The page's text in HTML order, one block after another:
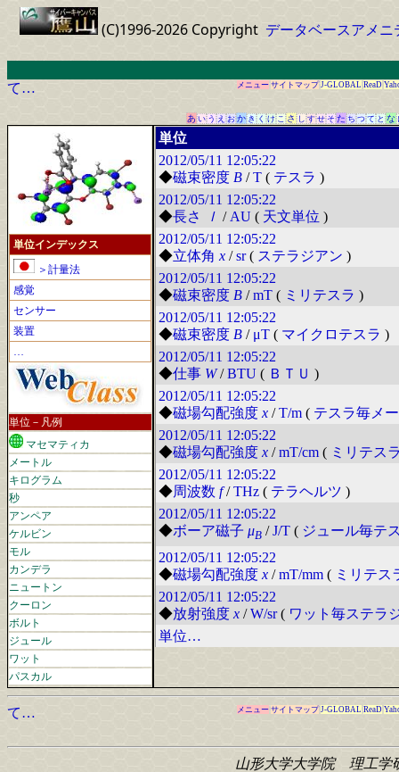
(C)1996-2026 Copyright データベースアメニ
て… メニュー サイトマップ J-GLOBAL ReaD
あ い う え お か き く け こ さ し す せ そ た ち つ て と な
単位インデックス
＞計量法
感覚
センサー
装置
…
単位－凡例
マセマティカ
メートル
キログラム
秒
アンペア
ケルビン
モル
カンデラ
ニュートン
クーロン
ボルト
ジュール
ワット
パスカル
単位
2012/05/11 12:05:22
◆磁束密度 B /T ( テスラ )
2012/05/11 12:05:22
◆長さ ｌ / AU ( 天文単位 )
2012/05/11 12:05:22
◆立体角 x /sr( ステラジアン )
2012/05/11 12:05:22
◆磁束密度 B /mT ( ミリテスラ )
2012/05/11 12:05:22
◆磁束密度 B / μT ( マイクロテスラ )
2012/05/11 12:05:22
◆仕事 W/BTU ( ＢＴＵ )
2012/05/11 12:05:22
◆磁場勾配強度 x /T/m ( テスラ毎メ
2012/05/11 12:05:22
◆磁場勾配強度 x /mT/cm ( ミリテス
2012/05/11 12:05:22
◆周波数 f/THz ( テラヘルツ )
2012/05/11 12:05:22
◆ボーア磁子 μB /J/T ( ジュール毎テ
2012/05/11 12:05:22
◆磁場勾配強度 x /mT/mm ( ミリテス
2012/05/11 12:05:22
◆放射強度 x /W/sr( ワット毎ステラ
単位…
て… メニュー サイトマップ J-GLOBAL ReaD
山形大学大学院 理工学